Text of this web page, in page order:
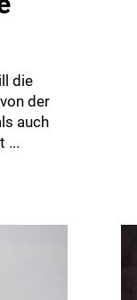
die
der
auch
...